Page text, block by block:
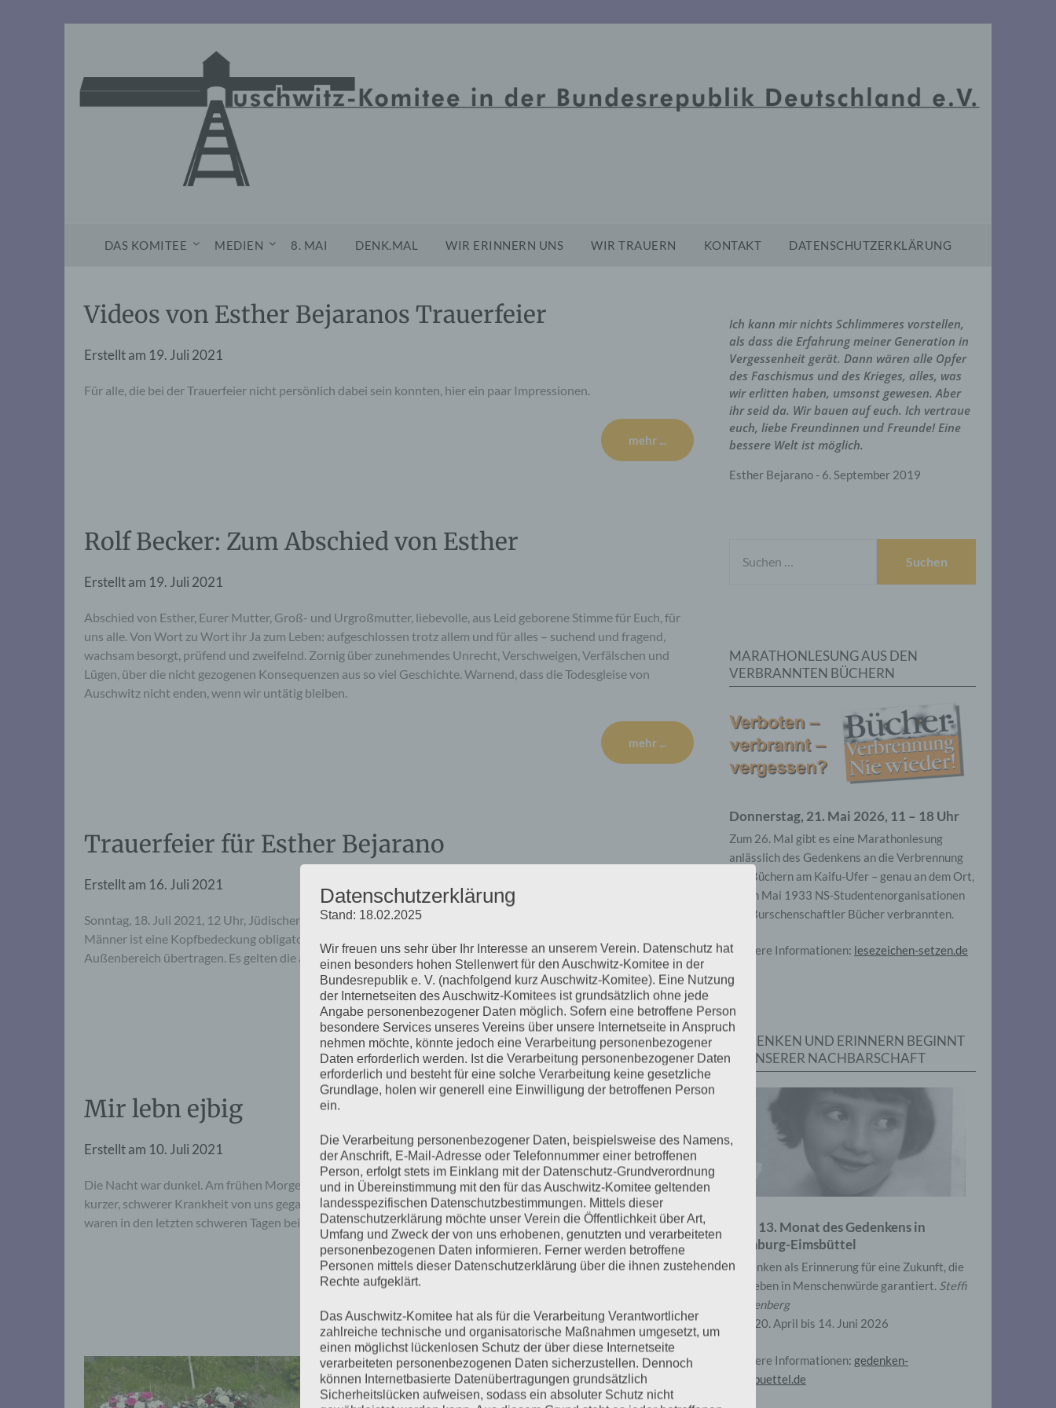
DAS KOMITEE MEDIEN 8. MAI DENK.MAL WIR ERINNERN UNS WIR TRAUERN KONTAKT DATENSCHUTZERKLÄRUNG
Videos von Esther Bejaranos Trauerfeier
Erstellt am 19. Juli 2021
Für alle, die bei der Trauerfeier nicht persönlich dabei sein konnten, hier ein paar Impressionen.
mehr ...
Rolf Becker: Zum Abschied von Esther
Erstellt am 19. Juli 2021
Abschied von Esther, Eurer Mutter, Groß- und Urgroßmutter, liebevolle, aus Leid geborene Stimme für Euch, für
uns alle. Von Wort zu Wort ihr Ja zum Leben: aufgeschlossen trotz allem und für alles – suchend und fragend,
wachsam besorgt, prüfend und zweifelnd. Zornig über zunehmendes Unrecht, Verschweigen, Verfälschen und
Lügen, über die nicht gezogenen Konsequenzen aus so viel Geschichte. Warnend, dass die Todesgleise von
Auschwitz nicht enden, wenn wir untätig bleiben.
mehr ...
Trauerfeier für Esther Bejarano
Erstellt am 16. Juli 2021
Sonntag, 18. Juli 2021, 12 Uhr, Jüdischer Friedhof HH-Ohlsdorf, Ilandkoppel 68 in Hamburg-Ohlsdorf. Für
Männer ist eine Kopfbedeckung obligatorisch. Die Sitzplätze sind begrenzt, die Trauerfeier wird in den
Außenbereich übertragen. Es gelten die aktuellen Corona-Regeln. (Bitte 60-90 Min. vorher da sein)
mehr ...
Mir lebn ejbig
Erstellt am 10. Juli 2021
Die Nacht war dunkel. Am frühen Morgen des 10. Juli 2021 ist Esther Bejarano im Alter von 96 Jahren nach
kurzer, schwerer Krankheit von uns gegangen. Sie war nicht allein, ihre Familie und ihre Freundinnen und Freunde
waren in den letzten schweren Tagen bei ihr.
mehr ...
Ich kann mir nichts Schlimmeres vorstellen,
als dass die Erfahrung meiner Generation in
Vergessenheit gerät. Dann wären alle Opfer
des Faschismus und des Krieges, alles, was
wir erlitten haben, umsonst gewesen. Aber
ihr seid da. Wir bauen auf euch. Ich vertraue
euch, liebe Freundinnen und Freunde! Eine
bessere Welt ist möglich.
Esther Bejarano - 6. September 2019
NACH:
MARATHONLESUNG AUS DEN
VERBRANNTEN BÜCHERN
Donnerstag, 21. Mai 2026, 11 – 18 Uhr
Zum 26. Mal gibt es eine Marathonlesung
anlässlich des Gedenkens an die Verbrennung
von Büchern am Kaifu-Ufer – genau an dem Ort,
wo im Mai 1933 NS-Studentenorganisationen
und Burschenschaftler Bücher verbrannten.
Weitere Informationen: lesezeichen-setzen.de
GEDENKEN UND ERINNERN BEGINNT
IN UNSERER NACHBARSCHAFT
Zum 13. Monat des Gedenkens in
Hamburg-Eimsbüttel
Gedenken als Erinnerung für eine Zukunft, die
ein Leben in Menschenwürde garantiert. Steffi
Wittenberg
Vom 20. April bis 14. Juni 2026
Weitere Informationen: gedenken-
eimsbuettel.de
Datenschutzerklärung
Stand: 18.02.2025
Wir freuen uns sehr über Ihr Interesse an unserem Verein. Datenschutz hat
einen besonders hohen Stellenwert für den Auschwitz-Komitee in der
Bundesrepublik e. V. (nachfolgend kurz Auschwitz-Komitee). Eine Nutzung
der Internetseiten des Auschwitz-Komitees ist grundsätzlich ohne jede
Angabe personenbezogener Daten möglich. Sofern eine betroffene Person
besondere Services unseres Vereins über unsere Internetseite in Anspruch
nehmen möchte, könnte jedoch eine Verarbeitung personenbezogener
Daten erforderlich werden. Ist die Verarbeitung personenbezogener Daten
erforderlich und besteht für eine solche Verarbeitung keine gesetzliche
Grundlage, holen wir generell eine Einwilligung der betroffenen Person
ein.
Die Verarbeitung personenbezogener Daten, beispielsweise des Namens,
der Anschrift, E-Mail-Adresse oder Telefonnummer einer betroffenen
Person, erfolgt stets im Einklang mit der Datenschutz-Grundverordnung
und in Übereinstimmung mit den für das Auschwitz-Komitee geltenden
landesspezifischen Datenschutzbestimmungen. Mittels dieser
Datenschutzerklärung möchte unser Verein die Öffentlichkeit über Art,
Umfang und Zweck der von uns erhobenen, genutzten und verarbeiteten
personenbezogenen Daten informieren. Ferner werden betroffene
Personen mittels dieser Datenschutzerklärung über die ihnen zustehenden
Rechte aufgeklärt.
Das Auschwitz-Komitee hat als für die Verarbeitung Verantwortlicher
zahlreiche technische und organisatorische Maßnahmen umgesetzt, um
einen möglichst lückenlosen Schutz der über diese Internetseite
verarbeiteten personenbezogenen Daten sicherzustellen. Dennoch
können Internetbasierte Datenübertragungen grundsätzlich
Sicherheitslücken aufweisen, sodass ein absoluter Schutz nicht